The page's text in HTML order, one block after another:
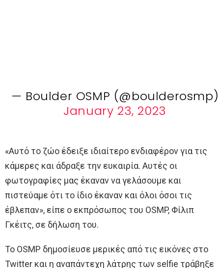
— Boulder OSMP (@boulderosmp)
January 23, 2023
«Αυτό το ζώο έδειξε ιδιαίτερο ενδιαφέρον για τις
κάμερες και άδραξε την ευκαιρία. Αυτές οι
φωτογραφίες μας έκαναν να γελάσουμε και
πιστεύαμε ότι το ίδιο έκαναν και όλοι όσοι τις
έβλεπαν», είπε ο εκπρόσωπος του OSMP, Φίλιπ
Γκέιτς, σε δήλωση του.
Το OSMP δημοσίευσε μερικές από τις εικόνες στο
Twitter και η αναπάντεχη λάτρης των selfie τράβηξε